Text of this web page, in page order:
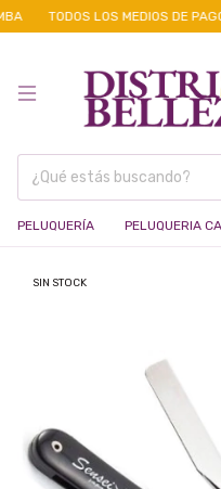
TODOS LOS MEDIOS DE PAGO
PELUQUERÍA PELUQUERIA
SIN STOCK